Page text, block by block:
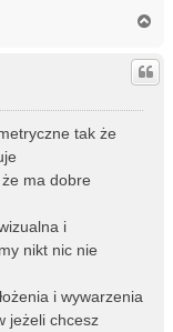
g
r
tak że
ma dobre
i
nikt nic nie
i wywarzenia
jeżeli chcesz